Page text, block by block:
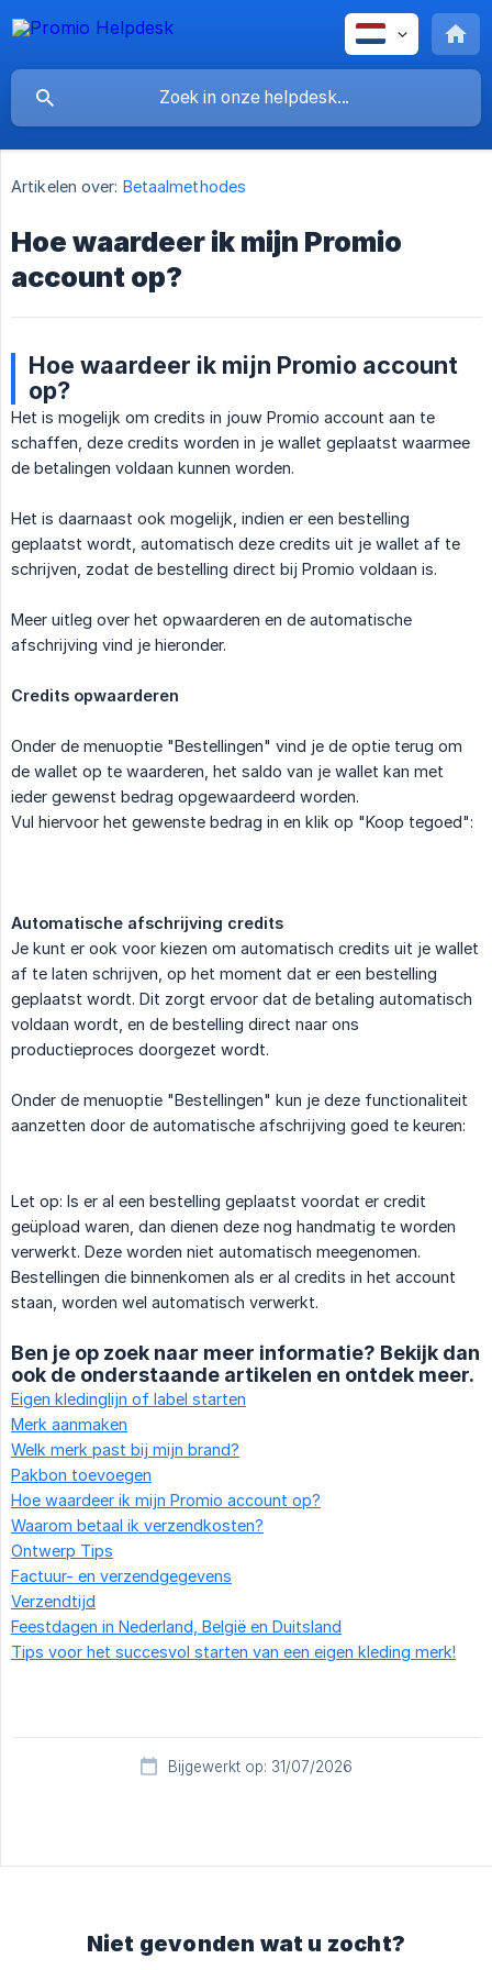
Artikelen over: Betaalmethodes
Hoe waardeer ik mijn Promio
account op?
Hoe waardeer ik mijn Promio account
op?
Het is mogelijk om credits in jouw Promio account aan te
schaffen, deze credits worden in je wallet geplaatst waarmee
de betalingen voldaan kunnen worden.
Het is daarnaast ook mogelijk, indien er een bestelling
geplaatst wordt, automatisch deze credits uit je wallet af te
schrijven, zodat de bestelling direct bij Promio voldaan is.
Meer uitleg over het opwaarderen en de automatische
afschrijving vind je hieronder.
Credits opwaarderen
Onder de menuoptie "Bestellingen" vind je de optie terug om
de wallet op te waarderen, het saldo van je wallet kan met
ieder gewenst bedrag opgewaardeerd worden.
Vul hiervoor het gewenste bedrag in en klik op "Koop tegoed":
Automatische afschrijving credits
Je kunt er ook voor kiezen om automatisch credits uit je wallet
af te laten schrijven, op het moment dat er een bestelling
geplaatst wordt. Dit zorgt ervoor dat de betaling automatisch
voldaan wordt, en de bestelling direct naar ons
productieproces doorgezet wordt.
Onder de menuoptie "Bestellingen" kun je deze functionaliteit
aanzetten door de automatische afschrijving goed te keuren:
Let op: Is er al een bestelling geplaatst voordat er credit
geüpload waren, dan dienen deze nog handmatig te worden
verwerkt. Deze worden niet automatisch meegenomen.
Bestellingen die binnenkomen als er al credits in het account
staan, worden wel automatisch verwerkt.
Ben je op zoek naar meer informatie? Bekijk dan
ook de onderstaande artikelen en ontdek meer.
Eigen kledinglijn of label starten
Merk aanmaken
Welk merk past bij mijn brand?
Pakbon toevoegen
Hoe waardeer ik mijn Promio account op?
Waarom betaal ik verzendkosten?
Ontwerp Tips
Factuur- en verzendgegevens
Verzendtijd
Feestdagen in Nederland, België en Duitsland
Tips voor het succesvol starten van een eigen kleding merk!
Bijgewerkt op: 31/07/2026
Niet gevonden wat u zocht?